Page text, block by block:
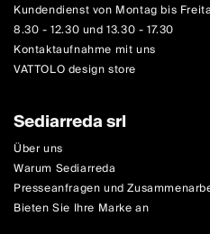
Kundendienst von Montag bis
8.30 - 12.30 und 13.30 - 17.30
Kontaktaufnahme mit uns
VATTOLO design store
Sediarreda srl
Über uns
Warum Sediarreda
Presseanfragen und
Bieten Sie Ihre Marke an